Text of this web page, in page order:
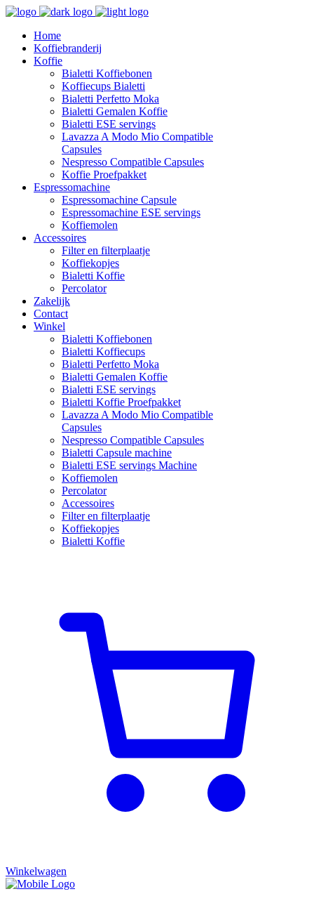
Home
Koffiebranderij
Koffie
Bialetti Koffiebonen
Koffiecups Bialetti
Bialetti Perfetto Moka
Bialetti Gemalen Koffie
Bialetti ESE servings
Lavazza A Modo Mio Compatible
Capsules
Nespresso Compatible Capsules
Koffie Proefpakket
Espressomachine
Espressomachine Capsule
Espressomachine ESE servings
Koffiemolen
Accessoires
Filter en filterplaatje
Koffiekopjes
Bialetti Koffie
Percolator
Zakelijk
Contact
Winkel
Bialetti Koffiebonen
Bialetti Koffiecups
Bialetti Perfetto Moka
Bialetti Gemalen Koffie
Bialetti ESE servings
Bialetti Koffie Proefpakket
Lavazza A Modo Mio Compatible
Capsules
Nespresso Compatible Capsules
Bialetti Capsule machine
Bialetti ESE servings Machine
Koffiemolen
Percolator
Accessoires
Filter en filterplaatje
Koffiekopjes
Bialetti Koffie
Winkelwagen